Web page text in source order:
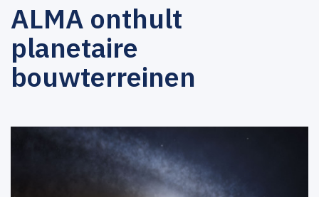
ALMA onthult
planetaire
bouwterreinen